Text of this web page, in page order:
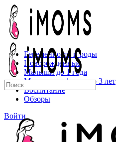
Toggle
Side
Panel
Беременность и роды
Новорожденные
Малыши до 1 года
Малыши от 1 года до 3 лет
Воспитание
Обзоры
More
options
Войти
Искать: